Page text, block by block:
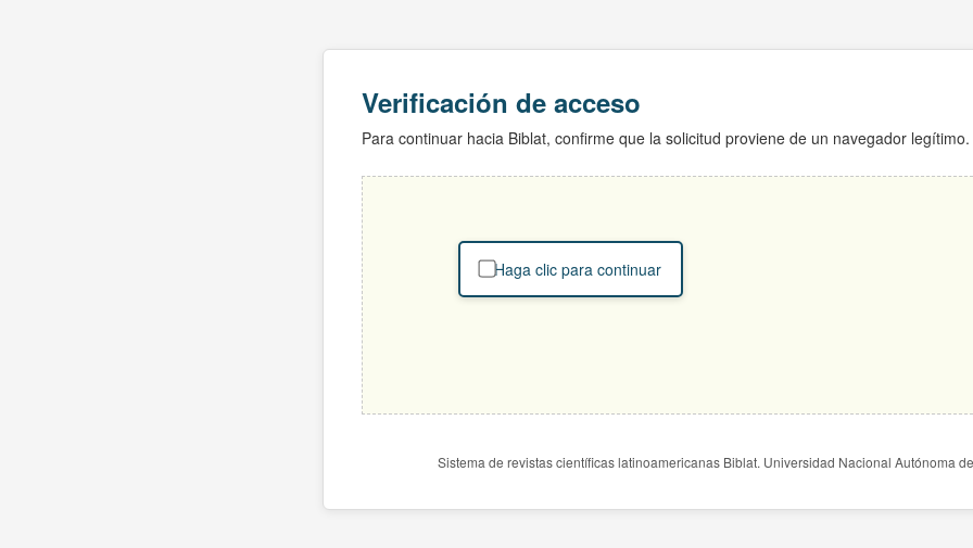
Verificación de acceso
Para continuar hacia Biblat, confirme que la solicitud proviene de un navegador legítimo.
Haga clic para continuar
Sistema de revistas científicas latinoamericanas Biblat. Universidad Nacional Autónoma